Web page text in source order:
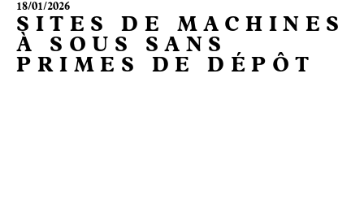
18/01/2026
SITES DE MACHINES
À SOUS SANS
PRIMES DE DÉPÔT